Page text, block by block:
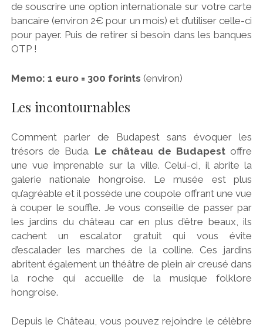
de souscrire une option internationale sur votre carte
bancaire (environ 2€ pour un mois) et d’utiliser celle-ci
pour payer. Puis de retirer si besoin dans les banques
OTP !
Memo: 1 euro = 300 forints (environ)
Les incontournables
Comment parler de Budapest sans évoquer les
trésors de Buda. Le château de Budapest offre
une vue imprenable sur la ville. Celui-ci, il abrite la
galerie nationale hongroise. Le musée est plus
qu’agréable et il possède une coupole offrant une vue
à couper le souffle. Je vous conseille de passer par
les jardins du château car en plus d’être beaux, ils
cachent un escalator gratuit qui vous évite
d’escalader les marches de la colline. Ces jardins
abritent également un théâtre de plein air creusé dans
la roche qui accueille de la musique folklore
hongroise.
Depuis le Château, vous pouvez rejoindre le célèbre